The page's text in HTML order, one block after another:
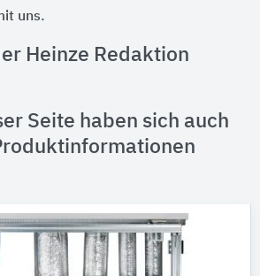
uns.
Heinze Redaktion
Seite haben sich auch